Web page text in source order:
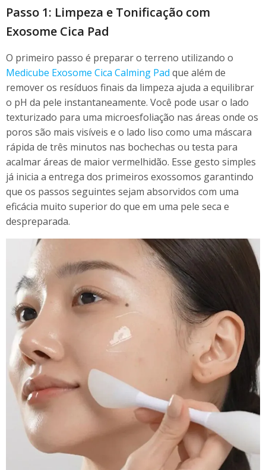
Passo 1: Limpeza e Tonificação com
Exosome Cica Pad
O primeiro passo é preparar o terreno utilizando o
Medicube Exosome Cica Calming Pad que além de
remover os resíduos finais da limpeza ajuda a equilibrar
o pH da pele instantaneamente. Você pode usar o lado
texturizado para uma microesfoliação nas áreas onde os
poros são mais visíveis e o lado liso como uma máscara
rápida de três minutos nas bochechas ou testa para
acalmar áreas de maior vermelhidão. Esse gesto simples
já inicia a entrega dos primeiros exossomos garantindo
que os passos seguintes sejam absorvidos com uma
eficácia muito superior do que em uma pele seca e
despreparada.